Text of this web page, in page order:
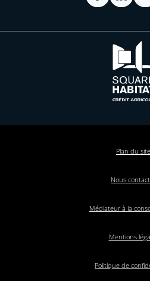
Plan du site
Nous
Médiateur à la
Mentions
Politique de